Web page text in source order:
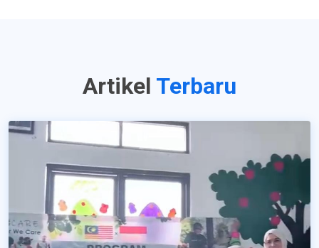
Artikel Terbaru